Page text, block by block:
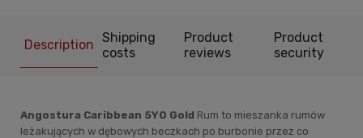
Description Shipping
costs
Product
reviews
Product
security
Angostura Caribbean 5YO Gold Rum to mieszanka rumów
leżakujących w dębowych beczkach po burbonie przez co